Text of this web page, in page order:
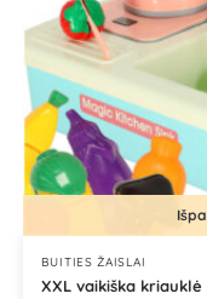
BUITIES ŽAISLAI
XXL vaikiška